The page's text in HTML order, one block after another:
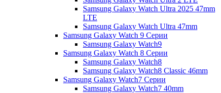
Samsung Galaxy Watch Ultra 2025 47mm
LTE
Samsung Galaxy Watch Ultra 47mm
Samsung Galaxy Watch 9 Серии
Samsung Galaxy Watch9
Samsung Galaxy Watch 8 Серии
Samsung Galaxy Watch8
Samsung Galaxy Watch8 Classic 46mm
Samsung Galaxy Watch7 Серии
Samsung Galaxy Watch7 40mm